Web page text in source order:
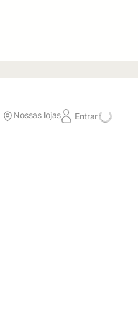
Nossas lojas Entrar